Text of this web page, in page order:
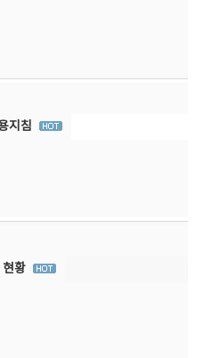
지침
현황